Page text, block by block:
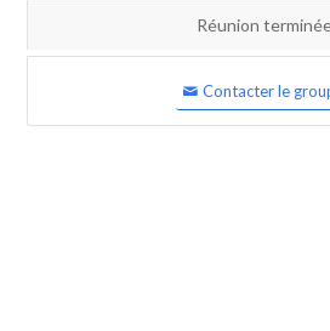
Réunion
Contacter le